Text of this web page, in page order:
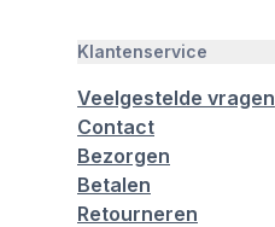
Klantenservice
Veelgestelde vragen
Contact
Bezorgen
Betalen
Retourneren